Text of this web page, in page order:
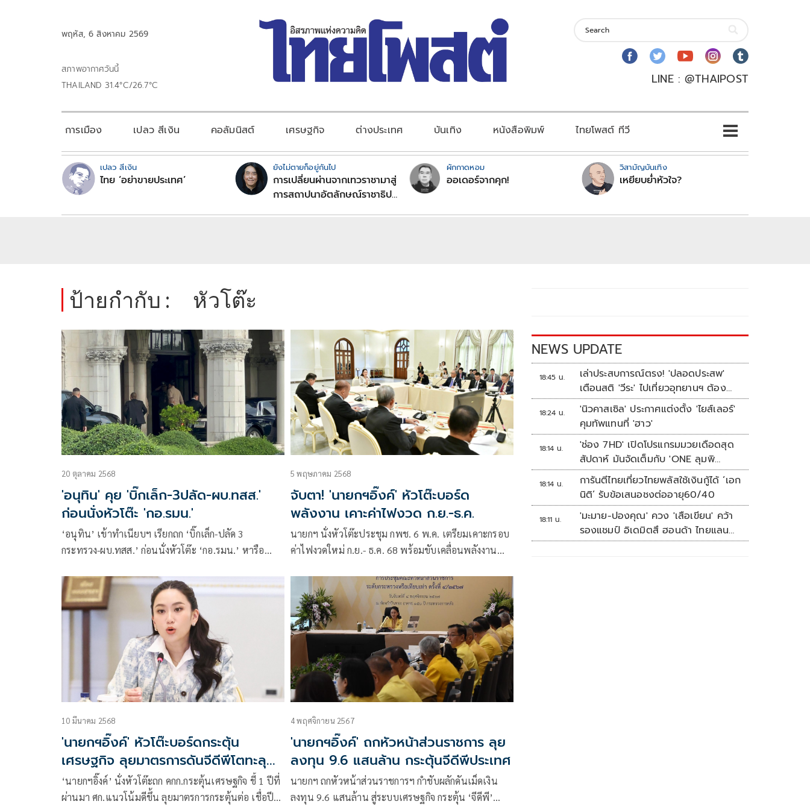
พฤหัส, 6 สิงหาคม 2569
สภาพอากาศวันนี้
THAILAND 31.4°C/26.7°C
LINE : @THAIPOST
การเมือง เปลว สีเงิน คอลัมนิสต์ เศรษฐกิจ ต่างประเทศ บันเทิง หนังสือพิมพ์ ไทยโพสต์ ทีวี
เปลว สีเงิน
ไทย ‘อย่าขายประเทศ’
ยังไม่ตายก็อยู่กันไป
การเปลี่ยนผ่านจากเทวราชามาสู่
การสถาปนาอัตลักษณ์ราชาธิป
ผักกาดหอม
ออเดอร์จากคุก!
วิสามัญบันเทิง
เหยียบย่ำหัวใจ?
ป้ายกำกับ : หัวโต๊ะ
20 ตุลาคม 2568
'อนุทิน' คุย 'บิ๊กเล็ก-3ปลัด-ผบ.ทสส.'
ก่อนนั่งหัวโต๊ะ 'กอ.รมน.'
‘อนุทิน’ เข้าทำเนียบฯ เรียกถก ‘บิ๊กเล็ก-ปลัด 3
กระทรวง-ผบ.ทสส.’ ก่อนนั่งหัวโต๊ะ ‘กอ.รมน.’ หารือ
5 พฤษภาคม 2568
จับตา! 'นายกฯอิ๊งค์' หัวโต๊ะบอร์ด
พลังงาน เคาะค่าไฟงวด ก.ย.-ธ.ค.
นายกฯ นั่งหัวโต๊ะประชุม กพช. 6 พ.ค. เตรียมเคาะกรอบ
ค่าไฟงวดใหม่ ก.ย.- ธ.ค. 68 พร้อมขับเคลื่อนพลังงาน
10 มีนาคม 2568
'นายกฯอิ๊งค์' หัวโต๊ะบอร์ดกระตุ้น
เศรษฐกิจ ลุยมาตรการดันจีดีพีโตทะลุ
3%
‘นายกฯอิ๊งค์’ นั่งหัวโต๊ะถก คกก.กระตุ้นเศรษฐกิจ ชี้ 1 ปีที่
ผ่านมา ศก.แนวโน้มดีขึ้น ลุยมาตรการกระตุ้นต่อ เชื่อปี
4 พฤศจิกายน 2567
'นายกฯอิ๊งค์' ถกหัวหน้าส่วนราชการ ลุย
ลงทุน 9.6 แสนล้าน กระตุ้นจีดีพีประเทศ
นายกฯ ถกหัวหน้าส่วนราชการฯ กำชับผลักดันเม็ดเงิน
ลงทุน 9.6 แสนล้าน สู่ระบบเศรษฐกิจ กระตุ้น ‘จีดีพี’
NEWS UPDATE
18:45 น.
เล่าประสบการณ์ตรง! 'ปลอดประสพ'
เตือนสติ 'วีระ' ไปเที่ยวอุทยานฯ ต้อง
ยอมรับธรรมชาติดิบๆให้ได้
18:24 น.
'นิวคาสเซิล' ประกาศแต่งตั้ง 'ไยส์เลอร์'
คุมทัพแทนที่ 'ฮาว'
18:14 น.
'ช่อง 7HD' เปิดโปรแกรมมวยเดือดสุด
สัปดาห์ มันจัดเต็มกับ 'ONE ลุมพิ
นี 165-มวยไทย 7 สี'
18:14 น.
การันตีไทยเที่ยวไทยพลัสใช้เงินกู้ได้ ‘เอก
นิติ’ รับข้อเสนอชงต่ออายุ60/40
18:11 น.
'มะมาย-ปองคุณ' ควง 'เสือเขียน' คว้า
รองแชมป์ อิเดมิตสึ ฮอนด้า ไทยแลนด์
ทาเลนต์ คัพ สนาม 3